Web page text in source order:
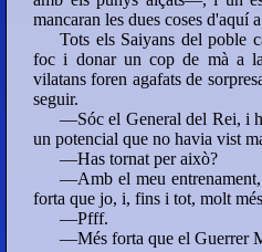
mancaran les dues coses d'aquí
Tots els Saiyans del poble
foc i donar un cop de mà a
vilatans foren agafats de
seguir.
—Sóc el General del Rei, i
un potencial que no havia vist
—Has tornat per això?
—Amb el meu entrenament,
forta que jo, i, fins i tot, molt
—Pfff.
—Més forta que el Guerrer